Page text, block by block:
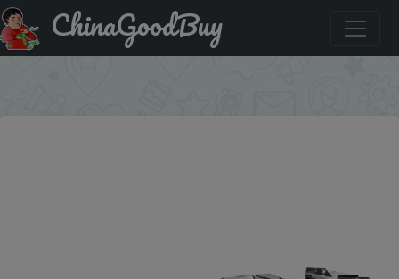
Знижка на Sports Car Assemble Your Own 3D Metal
Puzzle - DIY High Difficulty Hand-assembled Model!
ChinaGoodBuy